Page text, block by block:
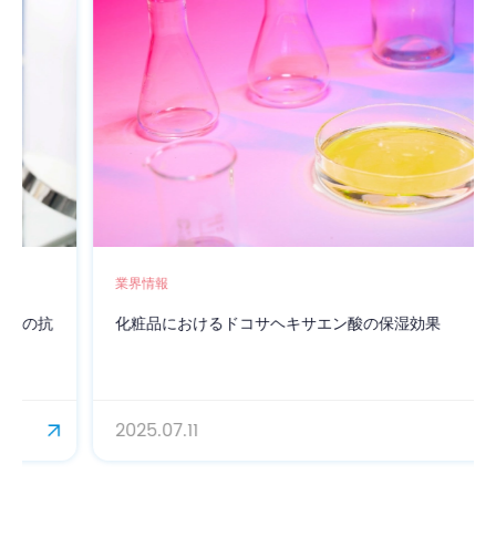
化粧品におけるドコサヘキサエン酸の保湿効果
2025.07.11